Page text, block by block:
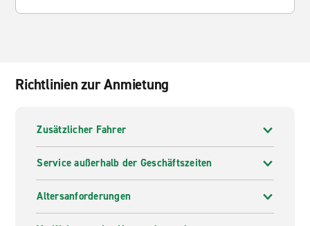
Richtlinien zur Anmietung
Zusätzlicher Fahrer
Service außerhalb der Geschäftszeiten
Altersanforderungen